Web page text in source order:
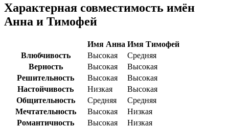
Характерная совместимость имён
Анна и Тимофей
Имя Анна Имя Тимофей
Влюбчивость
Высокая
Средняя
Верность
Высокая
Высокая
Решительность
Высокая
Высокая
Настойчивость
Низкая
Высокая
Общительность
Средняя
Средняя
Мечтательность
Высокая
Низкая
Романтичность
Высокая
Низкая